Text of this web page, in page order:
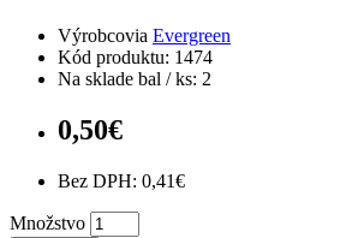
Výrobcovia Evergreen
Kód produktu: 1474
Na sklade bal / ks: 2
0,50€
Bez DPH: 0,41€
Množstvo